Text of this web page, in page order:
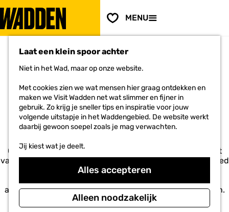
Laat een klein spoor achter
Niet in het Wad, maar op onze website.
Met cookies zien we wat mensen hier graag ontdekken en
maken we Visit Wadden net wat slimmer en fijner in
gebruik. Zo krijg je sneller tips en inspiratie voor jouw
volgende uitstapje in het Waddengebied. De website werkt
daarbij gewoon soepel zoals je mag verwachten.
Jij kiest wat je deelt.
Alles accepteren
Alleen noodzakelijk
G
a
v
r
e
MENU
ACCOMMODATIES IN HET
WADDENGEBIED
Of je nu op de Waddeneilanden verblijft óf langs de kust
van Noord-Holland, Friesland of Groningen. Het hele gebied
heeft een ruime keuze aan hotels, campings, Bed &
aanbod. Boek snel een overgetelijk verblijf op de Wadden.
Voel je vrij!